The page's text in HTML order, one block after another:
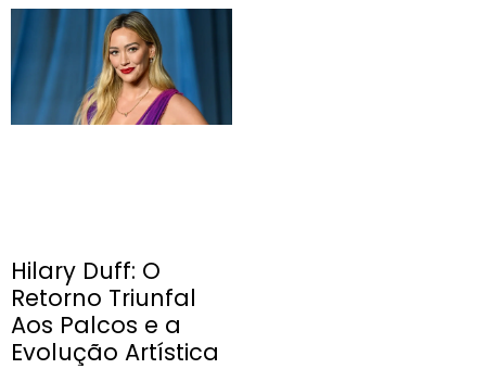
Hilary Duff: O
Retorno Triunfal
Aos Palcos e a
Evolução Artística